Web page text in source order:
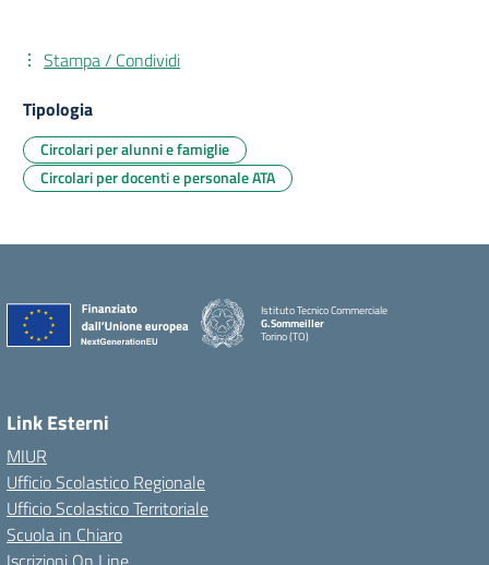
Stampa / Condividi
Tipologia
Circolari per alunni e famiglie
Circolari per docenti e personale ATA
Istituto Tecnico Commerciale
G.Sommeiller
Torino (TO)
Link Esterni
MIUR
Ufficio Scolastico Regionale
Ufficio Scolastico Territoriale
Scuola in Chiaro